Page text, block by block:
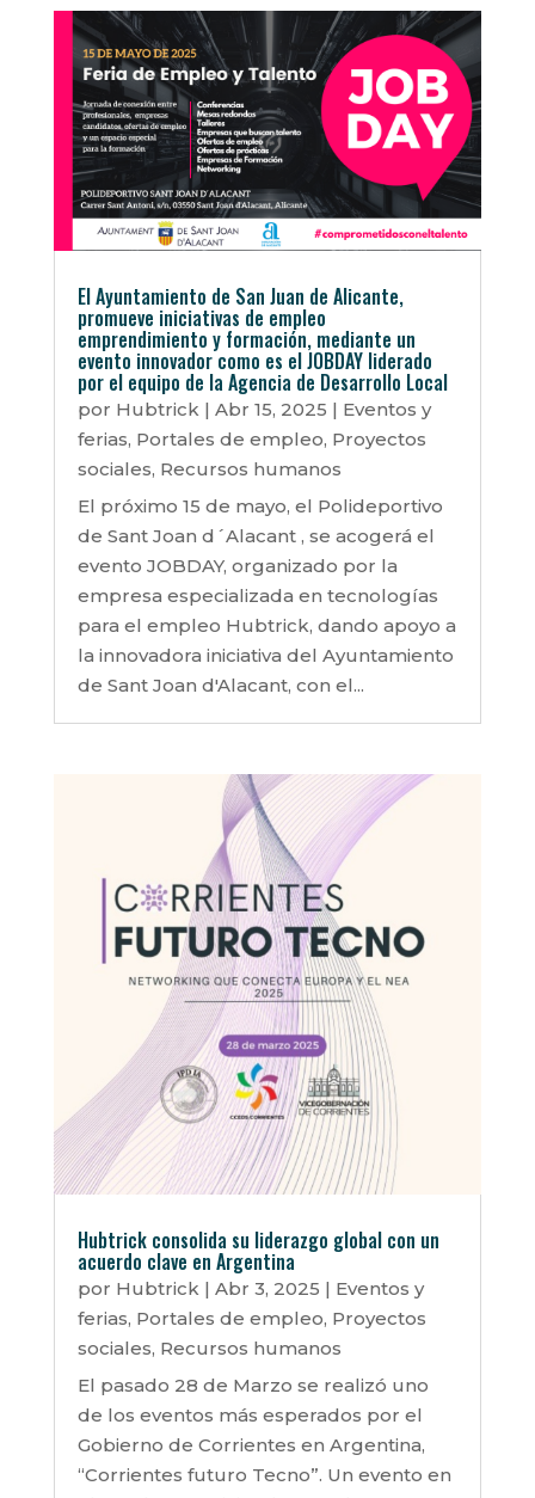
El Ayuntamiento de San Juan de Alicante,
promueve iniciativas de empleo
emprendimiento y formación, mediante un
evento innovador como es el JOBDAY liderado
por el equipo de la Agencia de Desarrollo Local
por Hubtrick| Abr 15, 2025 | Eventos y
ferias, Portales de empleo, Proyectos
sociales, Recursos humanos
El próximo 15 de mayo, el Polideportivo
de Sant Joan d´Alacant , se acogerá el
evento JOBDAY, organizado por la
empresa especializada en tecnologías
para el empleo Hubtrick, dando apoyo a
la innovadora iniciativa del Ayuntamiento
de Sant Joan d'Alacant, con el...
Hubtrick consolida su liderazgo global con un
acuerdo clave en Argentina
por Hubtrick| Abr 3, 2025 | Eventos y
ferias, Portales de empleo, Proyectos
sociales, Recursos humanos
El pasado 28 de Marzo se realizó uno
de los eventos más esperados por el
Gobierno de Corrientes en Argentina,
“Corrientes futuro Tecno”. Un evento en